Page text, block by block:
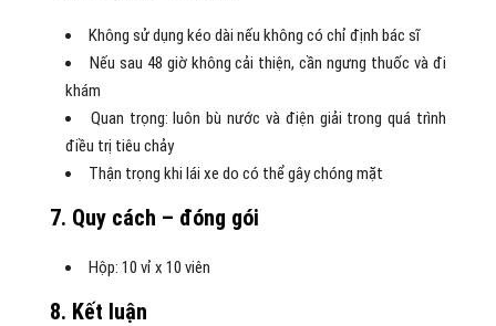
Không sử dụng kéo dài nếu không có chỉ định bác sĩ
Nếu sau 48 giờ không cải thiện, cần ngưng thuốc và đi
khám
Quan trọng: luôn bù nước và điện giải trong quá trình
điều trị tiêu chảy
Thận trọng khi lái xe do có thể gây chóng mặt
7. Quy cách – đóng gói
Hộp: 10 vỉ x 10 viên
8. Kết luận